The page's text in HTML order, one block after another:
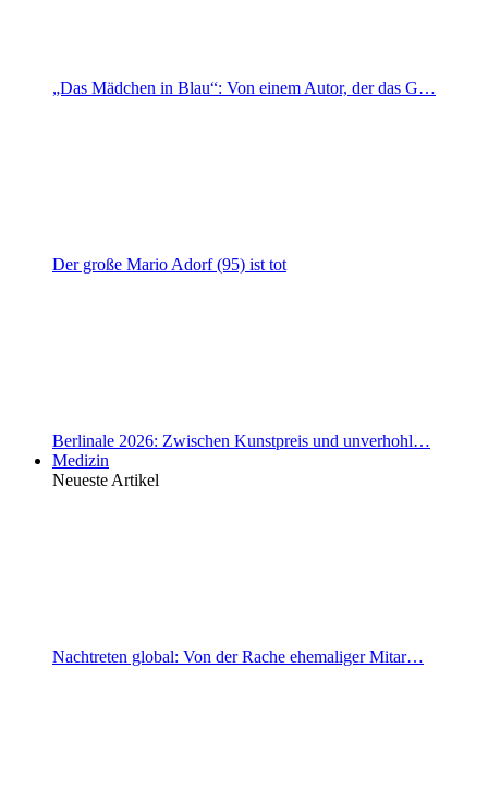
„Das Mädchen in Blau“: Von einem Autor, der das G…
Der große Mario Adorf (95) ist tot
Berlinale 2026: Zwischen Kunstpreis und unverhohl…
Medizin
Neueste Artikel
Nachtreten global: Von der Rache ehemaliger Mitar…